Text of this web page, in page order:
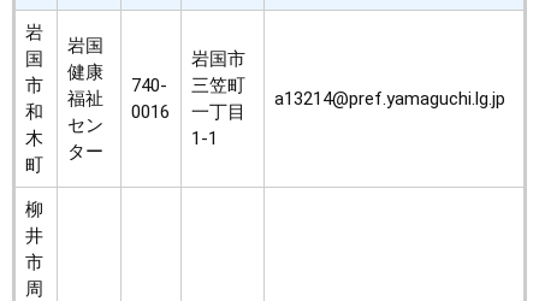
岩
国
市
和
木
町
岩国
健康
福祉
セン
ター
740-
0016
岩国市
三笠町
一丁目
1-1
a13214@pref.yamaguchi.lg.jp
柳
井
市
周